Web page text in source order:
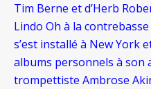
Tim Berne et d’Herb
Lindo Oh à la
s’est installé à New York
albums personnels à son
trompettiste Ambrose